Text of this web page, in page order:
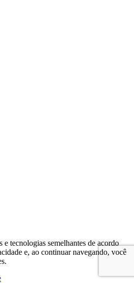
tecnologias semelhantes de acordo
e, ao continuar navegando, você